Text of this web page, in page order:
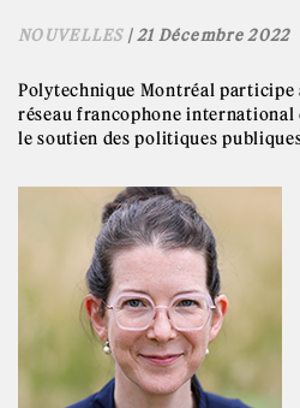
NOUVELLES| 21 Décembre 2022
Polytechnique Montréal participe
réseau francophone international
le soutien des politiques